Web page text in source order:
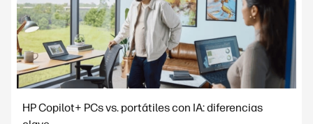
HP Copilot+ PCs vs. portátiles con IA: diferencias